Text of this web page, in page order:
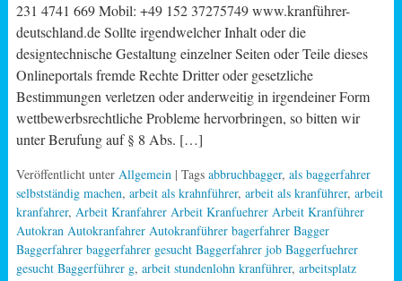
231 4741 669 Mobil: +49 152 37275749 www.kranführer-
deutschland.de Sollte irgendwelcher Inhalt oder die
designtechnische Gestaltung einzelner Seiten oder Teile dieses
Onlineportals fremde Rechte Dritter oder gesetzliche
Bestimmungen verletzen oder anderweitig in irgendeiner Form
wettbewerbsrechtliche Probleme hervorbringen, so bitten wir
unter Berufung auf § 8 Abs. […]
Veröffentlicht unter Allgemein | Tags abbruchbagger, als baggerfahrer
selbstständig machen, arbeit als krahnführer, arbeit als kranführer, arbeit
kranfahrer, Arbeit Kranfahrer Arbeit Kranfuehrer Arbeit Kranführer
Autokran Autokranfahrer Autokranführer bagerfahrer Bagger
Baggerfahrer baggerfahrer gesucht Baggerfahrer job Baggerfuehrer
gesucht Baggerführer g, arbeit stundenlohn kranführer, arbeitsplatz